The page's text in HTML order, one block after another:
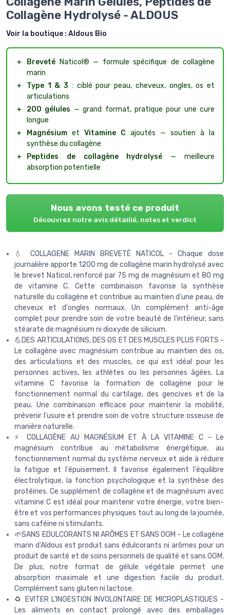
Collagène Hydrolysé - ALDOUS
Voir la boutique : Aldous Bio
＋ Breveté Naticol® — formule spécifique de collagène
marin
＋
Type 1 & 3 : ciblé pour peau, cheveux, ongles, os et
articulations
＋
200 gélules — grand format, pratique pour une cure
longue
＋
Magnésium et Vitamine C ajoutés — soutien à la
synthèse du collagène
＋
Peptides de collagène hydrolysé — meilleure
absorption potentielle
Nous avons testé ce produit
Découvrez notre avis détaillé, notes et verdict
💧 COLLAGENE MARIN BREVETÉ NATICOL - Chaque dose
journalière apporte 1200 mg de collagène marin hydrolysé avec
le brevet Naticol, renforcé par 75 mg de magnésium et 80 mg
de vitamine C. Cette combinaison favorise la synthèse
naturelle du collagène et contribue au maintien d'une peau, de
cheveux et d'ongles normaux. Un complément anti-âge
complet pour prendre soin de votre beauté de l'intérieur, sans
stéarate de magnésium ni dioxyde de silicium.
💪DES ARTICULATIONS, DES OS ET DES MUSCLES PLUS FORTS -
Le collagène avec magnésium contribue au maintien des os,
des articulations et des muscles, ce qui est idéal pour les
personnes actives, les athlètes ou les personnes âgées. La
vitamine C favorise la formation de collagène pour le
fonctionnement normal du cartilage, des gencives et de la
peau. Une combinaison efficace pour maintenir la mobilité,
prévenir l'usure et prendre soin de votre structure osseuse de
manière naturelle.
⚡ COLLAGÈNE AU MAGNÉSIUM ET À LA VITAMINE C - Le
magnésium contribue au métabolisme énergétique, au
fonctionnement normal du système nerveux et aide à réduire
la fatigue et l'épuisement. Il favorise également l'équilibre
électrolytique, la fonction psychologique et la synthèse des
protéines. Ce supplément de collagène et de magnésium avec
vitamine C est idéal pour maintenir votre énergie, votre bien-
être et vos performances physiques tout au long de la journée,
sans caféine ni stimulants.
🌱SANS EDULCORANTS NI ARÔMES ET SANS OGM - Le collagène
marin d'Aldous est produit sans édulcorants ni arômes pour un
produit de santé et de soins personnels de qualité et sans OGM.
De plus, notre format de gélule végétale permet une
absorption maximale et une digestion facile du produit.
Complément sans gluten ni lactose.
♻️ EVITER L'INGESTION INVOLONTAIRE DE MICROPLASTIQUES -
Les aliments en contact prolongé avec des emballages